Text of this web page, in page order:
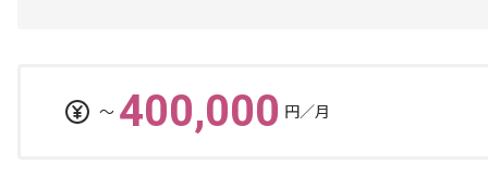
〜 400,000 円／月